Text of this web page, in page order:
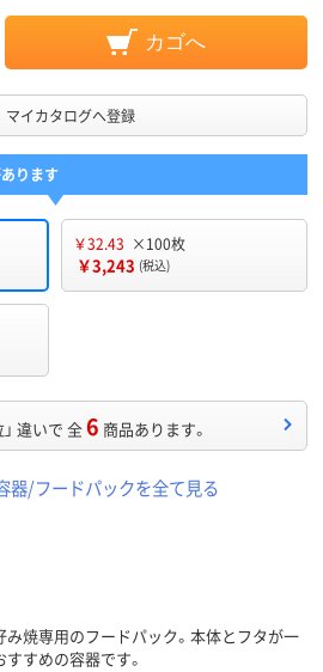
カゴへ
マイカタログへ登録
ります
￥32.43 ×100枚
￥3,243 (税込)
」 違いで 全6 商品あります。
器/フードパックを全て見る
焼専用のフードパック。本体とフタが一
すめの容器です。